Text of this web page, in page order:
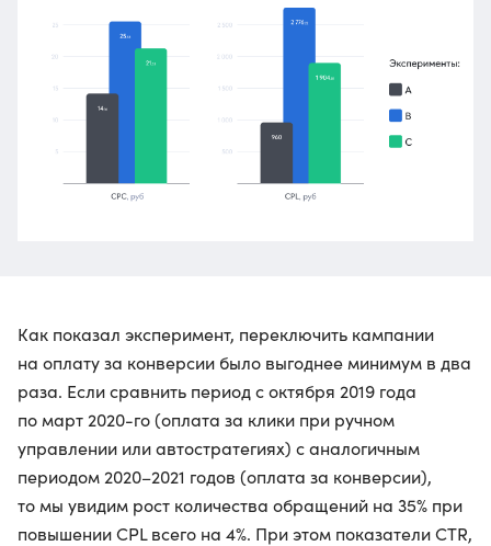
Как показал эксперимент, переключить кампании
на оплату за конверсии было выгоднее минимум в два
раза. Если сравнить период с октября 2019 года
по март 2020-го (оплата за клики при ручном
управлении или автостратегиях) с аналогичным
периодом 2020–2021 годов (оплата за конверсии),
то мы увидим рост количества обращений на 35% при
повышении CPL всего на 4%. При этом показатели CTR,